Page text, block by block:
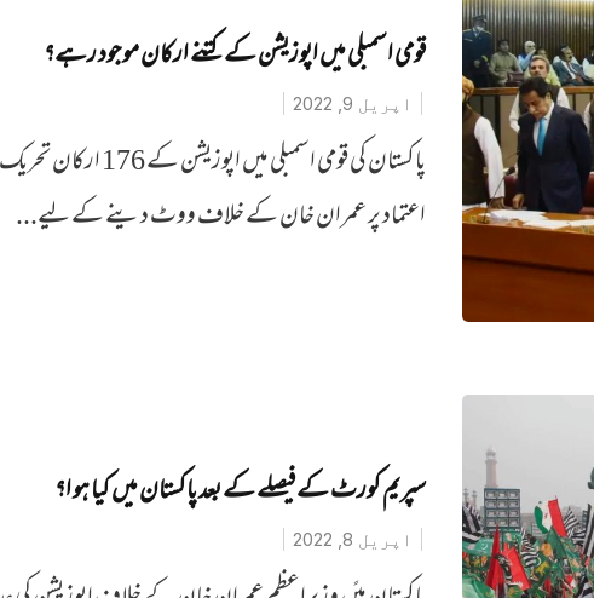
قومی اسمبلی میں اپوزیشن کے کتنے ارکان موجود رہے؟
اپریل 9, 2022
پاکستان کی قومی اسمبلی میں اپوزیشن کے
اعتماد پر عمران خان کے خلاف ووٹ دینے کے لیے...
سپریم کورٹ کے فیصلے کے بعد پاکستان میں کیا ہو ا؟
اپریل 8, 2022